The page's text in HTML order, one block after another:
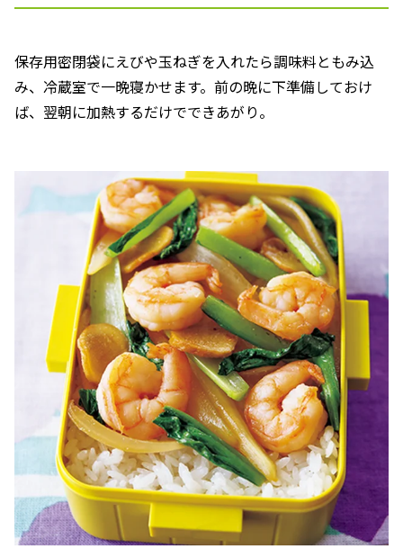
保存用密閉袋にえびや玉ねぎを入れたら調味料ともみ込
み、冷蔵室で一晩寝かせます。前の晩に下準備しておけ
ば、翌朝に加熱するだけでできあがり。